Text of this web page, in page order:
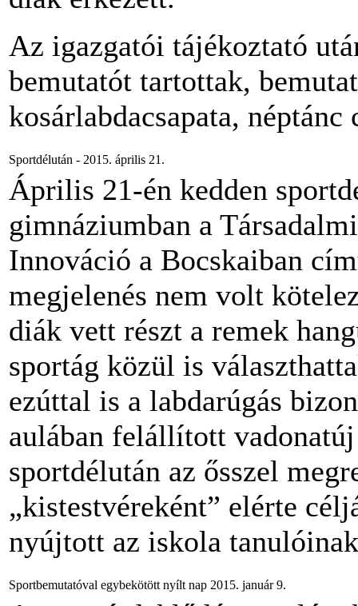
Az igazgatói tájékoztató
bemutatót tartottak,
kosárlabdacsapata,
Sportdélután - 2015. április 21.
Április 21-én kedden
gimnáziumban a
Innováció a Bocskaiban
megjelenés nem volt
diák vett részt a remek
sportág közül is
ezúttal is a labdarúgás
aulában felállított
sportdélután az ősszel
„kistestvéreként” elérte
nyújtott az iskola
Sportbemutatóval egybekötött nyílt nap 2015. január 9.